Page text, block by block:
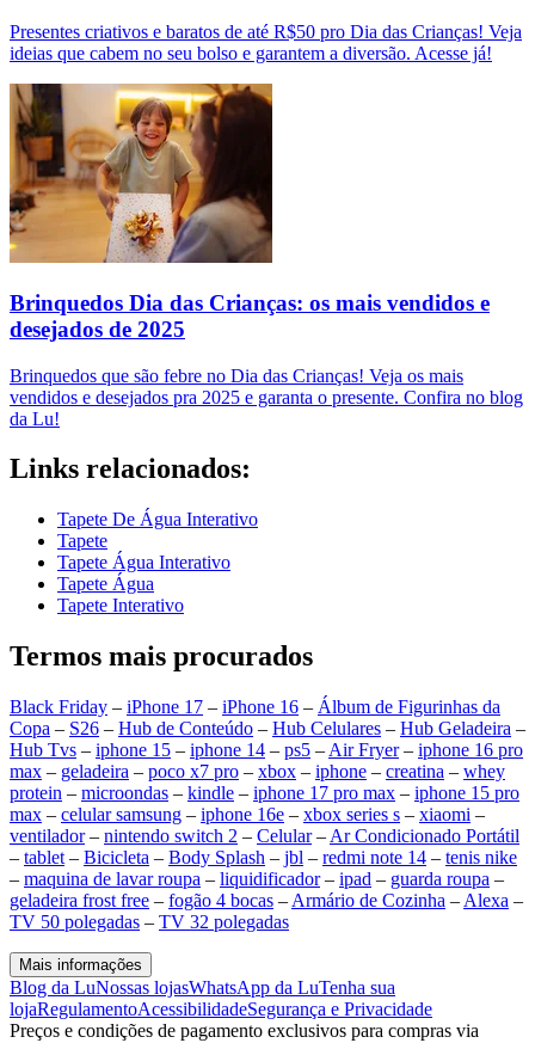
Presentes criativos e baratos de até R$50 pro Dia das Crianças! Veja
ideias que cabem no seu bolso e garantem a diversão. Acesse já!
Brinquedos Dia das Crianças: os mais vendidos e
desejados de 2025
Brinquedos que são febre no Dia das Crianças! Veja os mais
vendidos e desejados pra 2025 e garanta o presente. Confira no blog
da Lu!
Links relacionados:
Tapete De Água Interativo
Tapete
Tapete Água Interativo
Tapete Água
Tapete Interativo
Termos mais procurados
Black Friday – iPhone 17 – iPhone 16 – Álbum de Figurinhas da
Copa – S26 – Hub de Conteúdo – Hub Celulares – Hub Geladeira –
Hub Tvs – iphone 15 – iphone 14 – ps5 – Air Fryer– iphone 16 pro
max – geladeira – poco x7 pro – xbox – iphone – creatina – whey
protein – microondas – kindle – iphone 17 pro max – iphone 15 pro
max – celular samsung – iphone 16e – xbox series s – xiaomi –
ventilador– nintendo switch 2 – Celular– Ar Condicionado Portátil
– tablet – Bicicleta – Body Splash – jbl – redmi note 14 – tenis nike
– maquina de lavar roupa – liquidificador– ipad – guarda roupa –
geladeira frost free – fogão 4 bocas – Armário de Cozinha – Alexa –
TV 50 polegadas – TV 32 polegadas
Mais informações
Blog da LuNossas lojasWhatsApp da LuTenha sua
lojaRegulamentoAcessibilidadeSegurança e Privacidade
Preços e condições de pagamento exclusivos para compras via